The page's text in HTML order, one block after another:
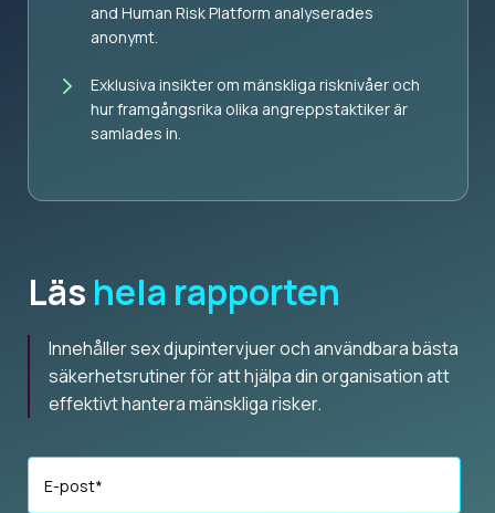
and Human Risk Platform analyserades
anonymt.
Exklusiva insikter om mänskliga risknivåer och
hur framgångsrika olika angreppstaktiker är
samlades in.
Läs hela rapporten
Innehåller sex djupintervjuer och användbara bästa
säkerhetsrutiner för att hjälpa din organisation att
effektivt hantera mänskliga risker.
E-post*